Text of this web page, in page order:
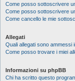
Come posso sottoscrivere
Come posso sottoscrivere
Come cancello le mie
Allegati
Quali allegati sono ammessi
Come posso trovare i miei
Informazioni su phpBB
Chi ha scritto questo